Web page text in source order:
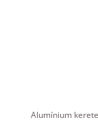
Alumínium